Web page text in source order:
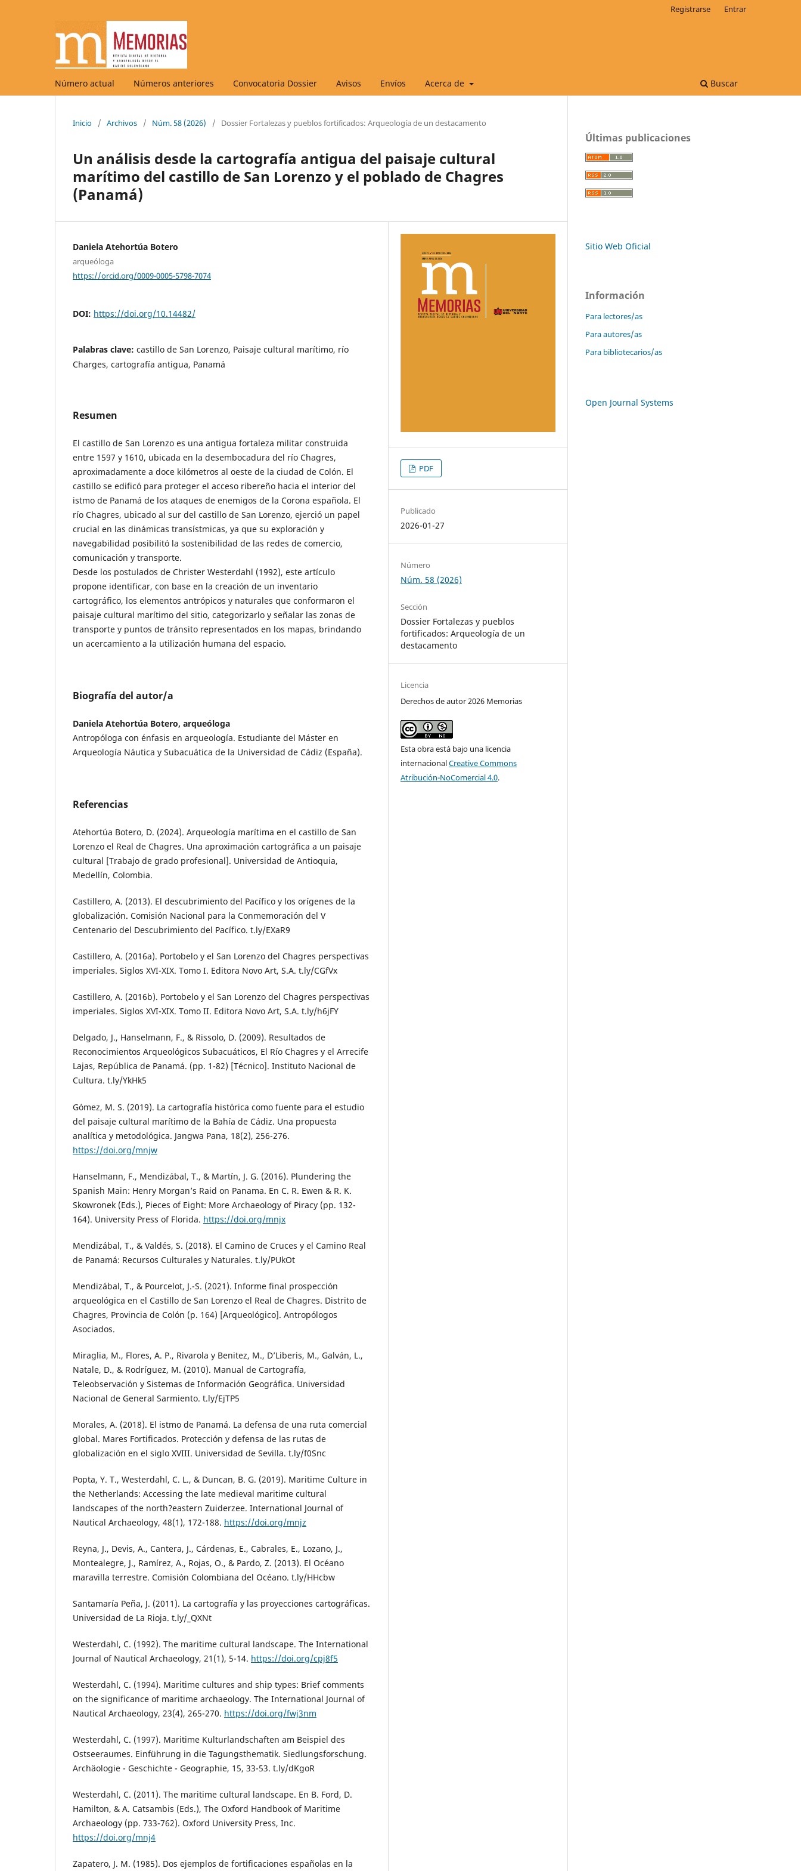
Número actual Números anteriores Convocatoria Dossier Avisos Envíos Acerca de Buscar
Registrarse Entrar
Inicio / Archivos / Núm. 58 (2026) / Dossier Fortalezas y pueblos fortificados: Arqueología de un destacamento
Un análisis desde la cartografía antigua del paisaje cultural
marítimo del castillo de San Lorenzo y el poblado de Chagres
(Panamá)
Daniela Atehortúa Botero
arqueóloga
https://orcid.org/0009-0005-5798-7074
DOI: https://doi.org/10.14482/
Palabras clave: castillo de San Lorenzo, Paisaje cultural marítimo, río
Charges, cartografía antigua, Panamá
Resumen
El castillo de San Lorenzo es una antigua fortaleza militar construida
entre 1597 y 1610, ubicada en la desembocadura del río Chagres,
aproximadamente a doce kilómetros al oeste de la ciudad de Colón. El
castillo se edificó para proteger el acceso ribereño hacia el interior del
istmo de Panamá de los ataques de enemigos de la Corona española. El
río Chagres, ubicado al sur del castillo de San Lorenzo, ejerció un papel
crucial en las dinámicas transístmicas, ya que su exploración y
navegabilidad posibilitó la sostenibilidad de las redes de comercio,
comunicación y transporte.
Desde los postulados de Christer Westerdahl (1992), este artículo
propone identificar, con base en la creación de un inventario
cartográfico, los elementos antrópicos y naturales que conformaron el
paisaje cultural marítimo del sitio, categorizarlo y señalar las zonas de
transporte y puntos de tránsito representados en los mapas, brindando
un acercamiento a la utilización humana del espacio.
Biografía del autor/a
Daniela Atehortúa Botero, arqueóloga
Antropóloga con énfasis en arqueología. Estudiante del Máster en
Arqueología Náutica y Subacuática de la Universidad de Cádiz (España).
Referencias
Atehortúa Botero, D. (2024). Arqueología marítima en el castillo de San
Lorenzo el Real de Chagres. Una aproximación cartográfica a un paisaje
cultural [Trabajo de grado profesional]. Universidad de Antioquia,
Medellín, Colombia.
Castillero, A. (2013). El descubrimiento del Pacífico y los orígenes de la
globalización. Comisión Nacional para la Conmemoración del V
Centenario del Descubrimiento del Pacífico. t.ly/EXaR9
Castillero, A. (2016a). Portobelo y el San Lorenzo del Chagres perspectivas
imperiales. Siglos XVI-XIX. Tomo I. Editora Novo Art, S.A. t.ly/CGfVx
Castillero, A. (2016b). Portobelo y el San Lorenzo del Chagres perspectivas
imperiales. Siglos XVI-XIX. Tomo II. Editora Novo Art, S.A. t.ly/h6jFY
Delgado, J., Hanselmann, F., & Rissolo, D. (2009). Resultados de
Reconocimientos Arqueológicos Subacuáticos, El Río Chagres y el Arrecife
Lajas, República de Panamá. (pp. 1-82) [Técnico]. Instituto Nacional de
Cultura. t.ly/YkHk5
Gómez, M. S. (2019). La cartografía histórica como fuente para el estudio
del paisaje cultural marítimo de la Bahía de Cádiz. Una propuesta
analítica y metodológica. Jangwa Pana, 18(2), 256-276.
https://doi.org/mnjw
Hanselmann, F., Mendizábal, T., & Martín, J. G. (2016). Plundering the
Spanish Main: Henry Morgan’s Raid on Panama. En C. R. Ewen & R. K.
Skowronek (Eds.), Pieces of Eight: More Archaeology of Piracy (pp. 132-
164). University Press of Florida. https://doi.org/mnjx
Mendizábal, T., & Valdés, S. (2018). El Camino de Cruces y el Camino Real
de Panamá: Recursos Culturales y Naturales. t.ly/PUkOt
Mendizábal, T., & Pourcelot, J.-S. (2021). Informe final prospección
arqueológica en el Castillo de San Lorenzo el Real de Chagres. Distrito de
Chagres, Provincia de Colón (p. 164) [Arqueológico]. Antropólogos
Asociados.
Miraglia, M., Flores, A. P., Rivarola y Benitez, M., D’Liberis, M., Galván, L.,
Natale, D., & Rodríguez, M. (2010). Manual de Cartografía,
Teleobservación y Sistemas de Información Geográfica. Universidad
Nacional de General Sarmiento. t.ly/EjTP5
Morales, A. (2018). El istmo de Panamá. La defensa de una ruta comercial
global. Mares Fortificados. Protección y defensa de las rutas de
globalización en el siglo XVIII. Universidad de Sevilla. t.ly/f0Snc
Popta, Y. T., Westerdahl, C. L., & Duncan, B. G. (2019). Maritime Culture in
the Netherlands: Accessing the late medieval maritime cultural
landscapes of the north?eastern Zuiderzee. International Journal of
Nautical Archaeology, 48(1), 172-188. https://doi.org/mnjz
Reyna, J., Devis, A., Cantera, J., Cárdenas, E., Cabrales, E., Lozano, J.,
Montealegre, J., Ramírez, A., Rojas, O., & Pardo, Z. (2013). El Océano
maravilla terrestre. Comisión Colombiana del Océano. t.ly/HHcbw
Santamaría Peña, J. (2011). La cartografía y las proyecciones cartográficas.
Universidad de La Rioja. t.ly/_QXNt
Westerdahl, C. (1992). The maritime cultural landscape. The International
Journal of Nautical Archaeology, 21(1), 5-14. https://doi.org/cpj8f5
Westerdahl, C. (1994). Maritime cultures and ship types: Brief comments
on the significance of maritime archaeology. The International Journal of
Nautical Archaeology, 23(4), 265-270. https://doi.org/fwj3nm
Westerdahl, C. (1997). Maritime Kulturlandschaften am Beispiel des
Ostseeraumes. Einführung in die Tagungsthematik. Siedlungsforschung.
Archäologie - Geschichte - Geographie, 15, 33-53. t.ly/dKgoR
Westerdahl, C. (2011). The maritime cultural landscape. En B. Ford, D.
Hamilton, & A. Catsambis (Eds.), The Oxford Handbook of Maritime
Archaeology (pp. 733-762). Oxford University Press, Inc.
https://doi.org/mnj4
Zapatero, J. M. (1985). Dos ejemplos de fortificaciones españolas en la
PDF
Publicado
2026-01-27
Número
Núm. 58 (2026)
Sección
Dossier Fortalezas y pueblos
fortificados: Arqueología de un
destacamento
Licencia
Derechos de autor 2026 Memorias
Esta obra está bajo una licencia
internacionalCreative Commons
Atribución-NoComercial 4.0.
Últimas publicaciones
Sitio Web Oficial
Información
Para lectores/as
Para autores/as
Para bibliotecarios/as
Open Journal Systems